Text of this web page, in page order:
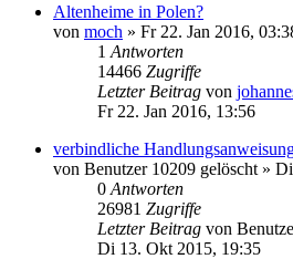
Altenheime in Polen?
von moch » Fr 22. Jan 2016,
1 Antworten
14466 Zugriffe
Letzter Beitrag von
Fr 22. Jan 2016, 13:56
verbindliche
von Benutzer 10209 gelöscht »
0 Antworten
26981 Zugriffe
Letzter Beitrag von
Di 13. Okt 2015, 19:35